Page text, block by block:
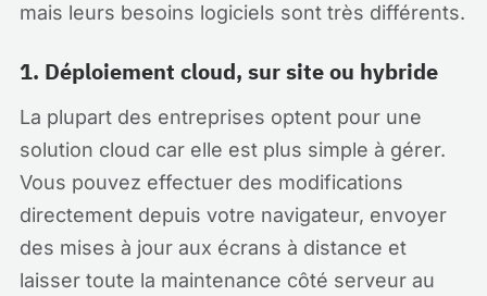
mais leurs besoins logiciels sont très différents.
1. Déploiement cloud, sur site ou hybride
La plupart des entreprises optent pour une
solution cloud car elle est plus simple à gérer.
Vous pouvez effectuer des modifications
directement depuis votre navigateur, envoyer
des mises à jour aux écrans à distance et
laisser toute la maintenance côté serveur au